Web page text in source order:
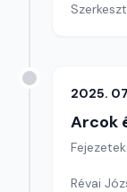
2025.
Arcok
Révai